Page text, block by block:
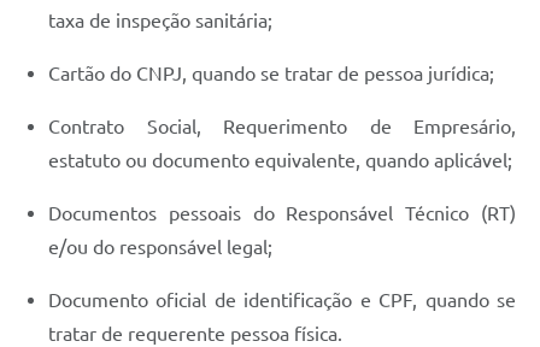
taxa de inspeção sanitária;
Cartão do CNPJ, quando se tratar de pessoa jurídica;
Contrato Social, Requerimento de Empresário,
estatuto ou documento equivalente, quando aplicável;
Documentos pessoais do Responsável Técnico (RT)
e/ou do responsável legal;
Documento oficial de identificação e CPF, quando se
tratar de requerente pessoa física.